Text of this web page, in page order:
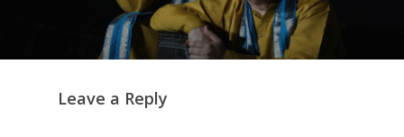
Leave a Reply